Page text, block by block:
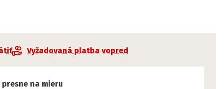
Vyžadovaná platba vopred
na mieru